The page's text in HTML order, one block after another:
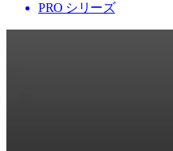
PRO シリーズ